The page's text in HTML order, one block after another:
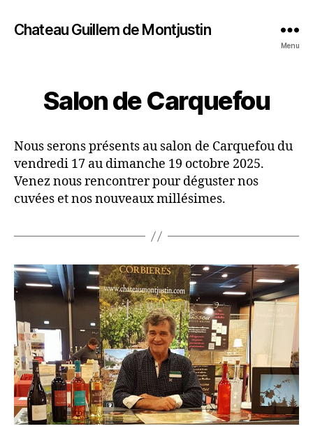
Chateau Guillem de Montjustin
Menu
Salon de Carquefou
Nous serons présents au salon de Carquefou du
vendredi 17 au dimanche 19 octobre 2025.
Venez nous rencontrer pour déguster nos
cuvées et nos nouveaux millésimes.